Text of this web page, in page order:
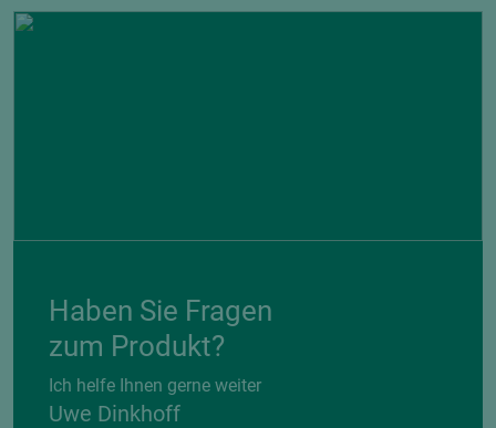
Haben Sie Fragen
zum Produkt?
Ich helfe Ihnen gerne weiter
Uwe Dinkhoff